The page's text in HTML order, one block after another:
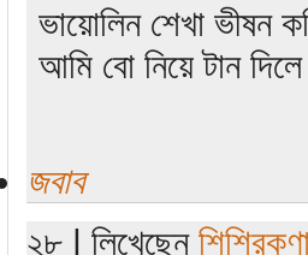
ভায়োলিন শেখা ভীষন
আমি বো নিয়ে টান
জবাব
২৮ | লিখেছেন